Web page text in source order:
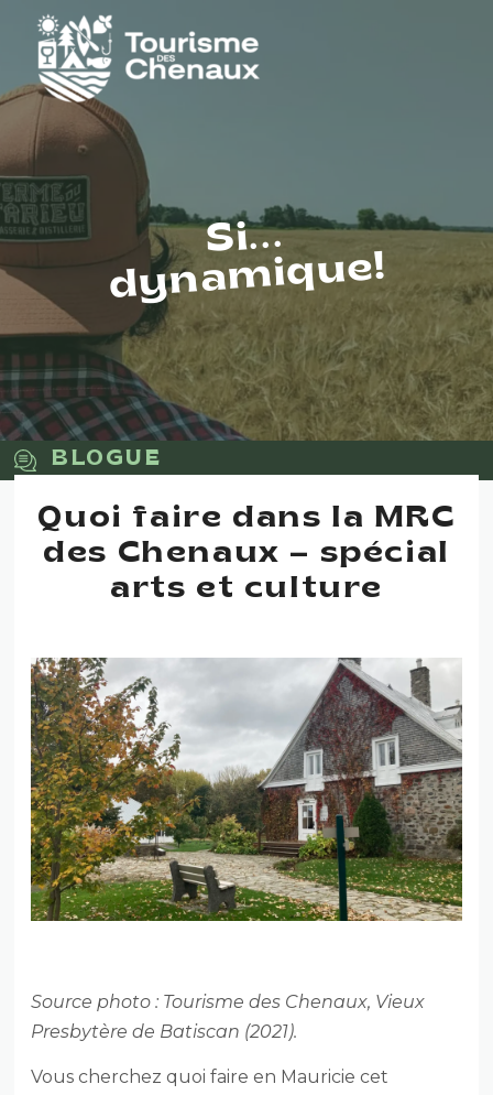
Si...
dynamique!
BLOGUE
Quoi faire dans la MRC
des Chenaux – spécial
arts et culture
Source photo : Tourisme des Chenaux, Vieux
Presbytère de Batiscan (2021).
Vous cherchez quoi faire en Mauricie cet